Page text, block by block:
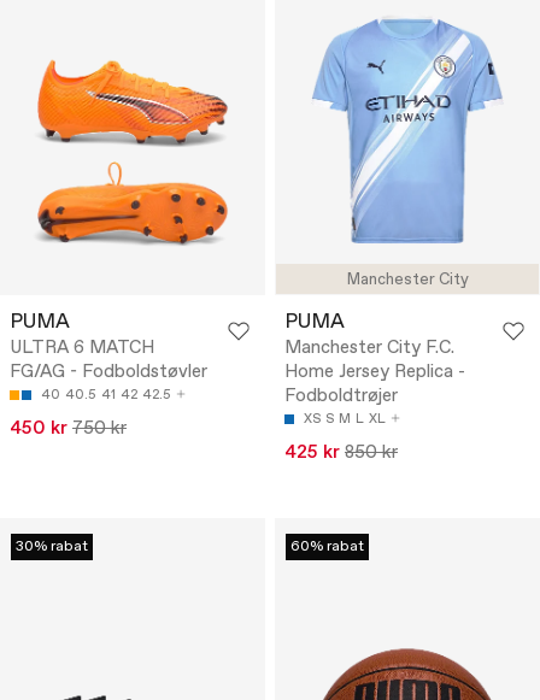
PUMA
ULTRA 6 MATCH
FG/AG - Fodboldstøvler
40 40.5 41 42 42.5
450 kr 750 kr
Manchester City
PUMA
Manchester City F.C.
Home Jersey Replica -
Fodboldtrøjer
XS S M L XL
425 kr 850 kr
30% rabat 60% rabat